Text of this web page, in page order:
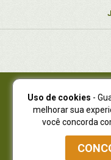
Juruá Editora
Juruá Informática
NOVO ENDEREÇO:R.
Curitiba -
Atendimento: (41) 4009-
Uso de cookies -
melhorar sua
você concorda